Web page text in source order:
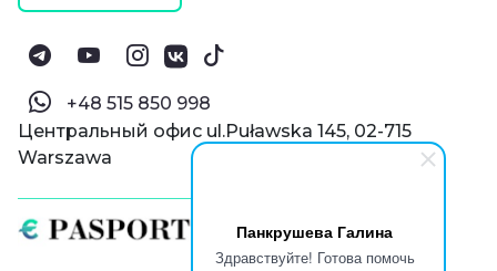
Панкрушева Галина
Здравствуйте! Готова помочь
‪+48 515 850 998‬
Центральный офис ul.Puławska 145, 02-715
Warszawa